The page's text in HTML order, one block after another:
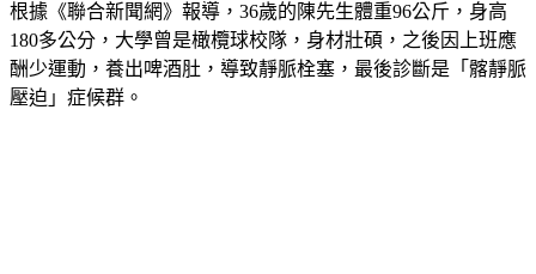
根據《聯合新聞網》報導，36歲的陳先生體重96公斤，身高
180多公分，大學曾是橄欖球校隊，身材壯碩，之後因上班應
酬少運動，養出啤酒肚，導致靜脈栓塞，最後診斷是「髂靜脈
壓迫」症候群。